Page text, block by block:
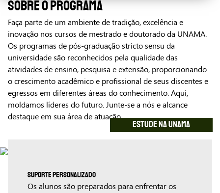
SOBRE O PROGRAMA
Faça parte de um ambiente de tradição, excelência e
inovação nos cursos de mestrado e doutorado da UNAMA.
Os programas de pós-graduação stricto sensu da
universidade são reconhecidos pela qualidade das
atividades de ensino, pesquisa e extensão, proporcionando
o crescimento acadêmico e profissional de seus discentes e
egressos em diferentes áreas do conhecimento. Aqui,
moldamos líderes do futuro. Junte-se a nós e alcance
destaque em sua área de atuação.
ESTUDE NA UNAMA
Suporte Personalizado
Os alunos são preparados para enfrentar os